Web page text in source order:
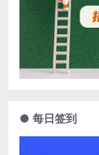
● 每日签到